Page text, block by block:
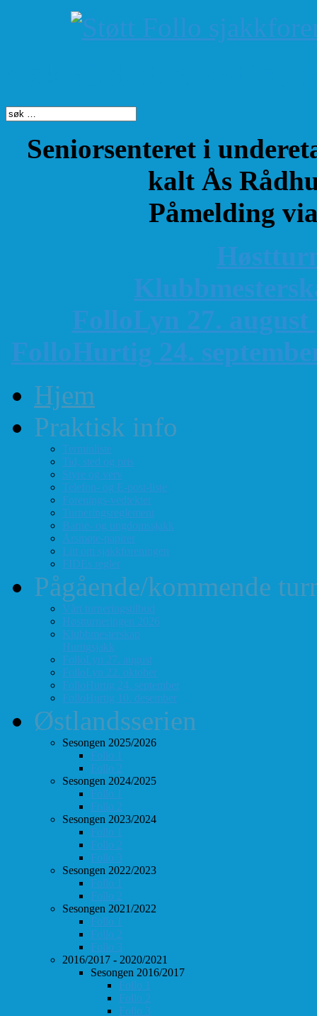
Seniorsenteret i
kalt Ås
Påmelding
K
FolloLyn 27. august
FolloHurtig 24.
Hjem
Praktisk info
Terminliste
Tid, sted og pris
Styre og verv
Telefon- og E-post-liste
Forenings-vedtekter
Turneringsreglement
Barne- og ungdomssjakk
Årsmøte-papirer
Litt om sjakkforeningen
FIDEs regler
Pågående/kommende
Vårt turneringstilbud
Høstturneringen 2026
Klubbmesterskap
Hurtigsjakk
FolloLyn 27. august
FolloLyn 22. oktober
FolloHurtig 24. september
FolloHurtig 10. desember
Østlandsserien
Sesongen 2025/2026
Follo 1
Follo 2
Sesongen 2024/2025
Follo 1
Follo 2
Sesongen 2023/2024
Follo 1
Follo 2
Follo 3
Sesongen 2022/2023
Follo 1
Follo 2
Sesongen 2021/2022
Follo 1
Follo 2
Follo 3
2016/2017 - 2020/2021
Sesongen 2016/2017
Follo 1
Follo 2
Follo 3